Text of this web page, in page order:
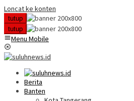
Loncat ke konten
tutup
tutup
Menu Mobile
Berita
Banten